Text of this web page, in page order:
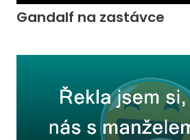
Gandalf na zastávce